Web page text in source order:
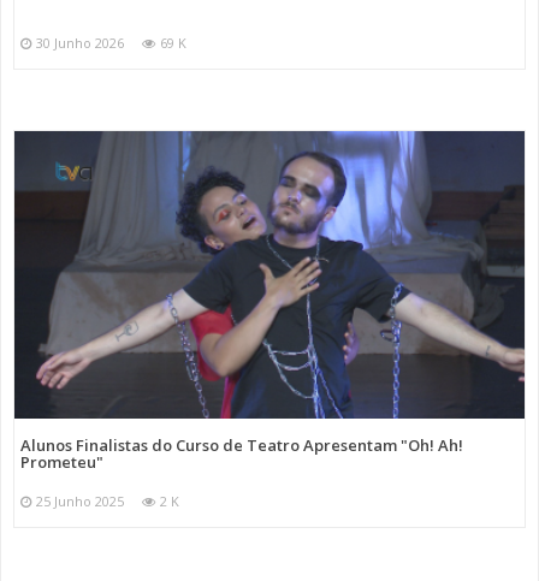
30 Junho 2026 69 K
Alunos Finalistas do Curso de Teatro Apresentam "Oh! Ah!
Prometeu"
25 Junho 2025 2 K